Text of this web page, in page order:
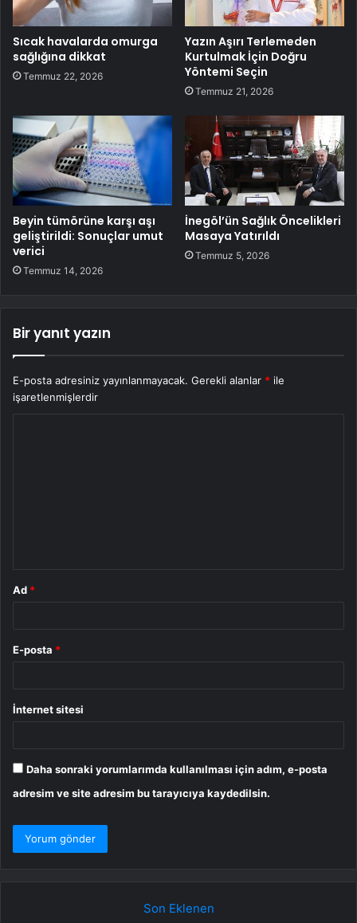
Sıcak havalarda omurga
sağlığına dikkat
Temmuz 22, 2026
Yazın Aşırı Terlemeden
Kurtulmak İçin Doğru
Yöntemi Seçin
Temmuz 21, 2026
Beyin tümörüne karşı aşı
geliştirildi: Sonuçlar umut
verici
Temmuz 14, 2026
İnegöl’ün Sağlık Öncelikleri
Masaya Yatırıldı
Temmuz 5, 2026
Bir yanıt yazın
E-posta adresiniz yayınlanmayacak. Gerekli alanlar * ile
işaretlenmişlerdir
Ad *
E-posta *
İnternet sitesi
Daha sonraki yorumlarımda kullanılması için adım, e-posta
adresim ve site adresim bu tarayıcıya kaydedilsin.
Son Eklenen